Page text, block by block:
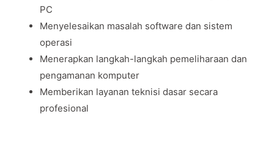
PC
Menyelesaikan masalah software dan sistem
operasi
Menerapkan langkah-langkah pemeliharaan dan
pengamanan komputer
Memberikan layanan teknisi dasar secara
profesional